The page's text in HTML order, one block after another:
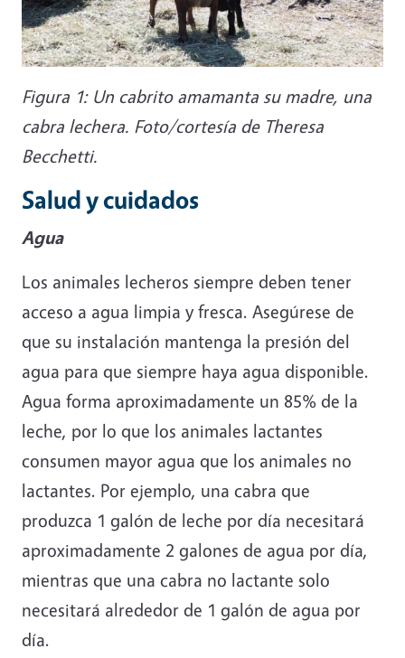
Figura 1: Un cabrito amamanta su madre, una
cabra lechera. Foto/cortesía de Theresa
Becchetti.
Salud y cuidados
Agua
Los animales lecheros siempre deben tener
acceso a agua limpia y fresca. Asegúrese de
que su instalación mantenga la presión del
agua para que siempre haya agua disponible.
Agua forma aproximadamente un 85% de la
leche, por lo que los animales lactantes
consumen mayor agua que los animales no
lactantes. Por ejemplo, una cabra que
produzca 1 galón de leche por día necesitará
aproximadamente 2 galones de agua por día,
mientras que una cabra no lactante solo
necesitará alrededor de 1 galón de agua por
día.